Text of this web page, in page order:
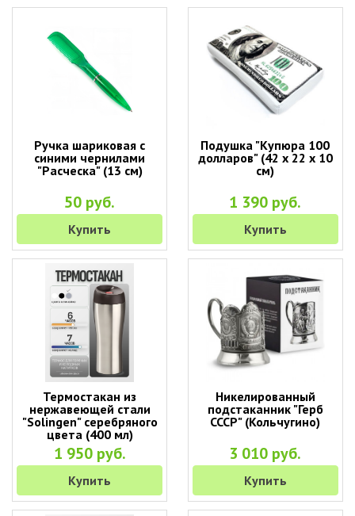
Ручка шариковая с
синими чернилами
"Расческа" (13 см)
50 руб.
Купить
Подушка "Купюра 100
долларов" (42 х 22 х 10
см)
1 390 руб.
Купить
Термостакан из
нержавеющей стали
"Solingen" серебряного
цвета (400 мл)
1 950 руб.
Купить
Никелированный
подстаканник "Герб
СССР" (Кольчугино)
3 010 руб.
Купить